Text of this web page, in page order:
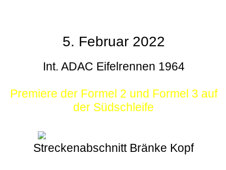
5. Februar 2022
Int. ADAC Eifelrennen 1964
Premiere der Formel 2 und Formel 3 auf
der Südschleife
Streckenabschnitt Bränke Kopf